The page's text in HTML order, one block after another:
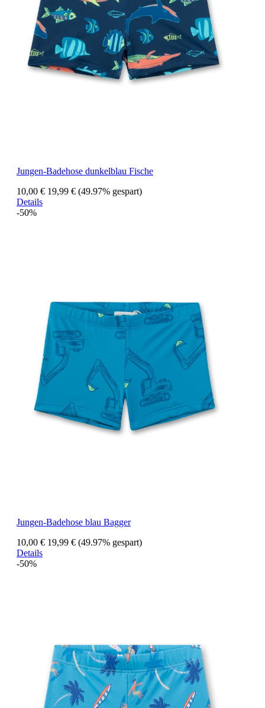
Jungen-Badehose dunkelblau Fische
10,00 € 19,99 € (49.97% gespart)
Details
-50%
Jungen-Badehose blau Bagger
10,00 € 19,99 € (49.97% gespart)
Details
-50%